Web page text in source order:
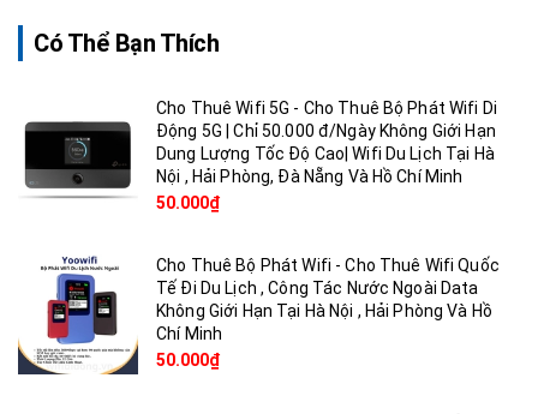
Có Thể Bạn Thích
Cho Thuê Wifi 5G - Cho Thuê Bộ Phát Wifi Di
Động 5G | Chỉ 50.000 đ/Ngày Không Giới Hạn
Dung Lượng Tốc Độ Cao| Wifi Du Lịch Tại Hà
Nội , Hải Phòng, Đà Nẵng Và Hồ Chí Minh
50.000₫
Cho Thuê Bộ Phát Wifi - Cho Thuê Wifi Quốc
Tế Đi Du Lịch , Công Tác Nước Ngoài Data
Không Giới Hạn Tại Hà Nội , Hải Phòng Và Hồ
Chí Minh
50.000₫